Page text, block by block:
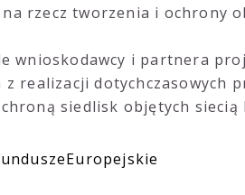
na rzecz tworzenia i ochrony
wnioskodawcy i partnera
z realizacji dotychczasowych
siedlisk objętych siecią